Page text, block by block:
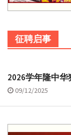
征聘启事
2026学年隆中
09/12/2025